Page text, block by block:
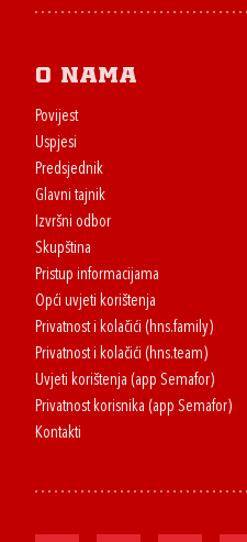
O nama
Povijest
Uspjesi
Predsjednik
Glavni tajnik
Izvršni odbor
Skupština
Pristup informacijama
Opći uvjeti korištenja
Privatnost i kolačići (hns.family)
Privatnost i kolačići (hns.team)
Uvjeti korištenja (app Semafor)
Privatnost korisnika (app Semafor)
Kontakti